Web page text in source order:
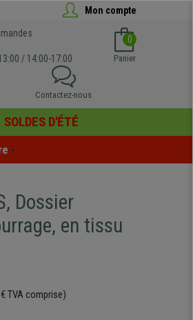
Mon compte
/ 14:00-17:00
0
Panier
Contactez-nous
SOLDES D'ÉTÉ
-
Dossier
en tissu
TVA comprise)